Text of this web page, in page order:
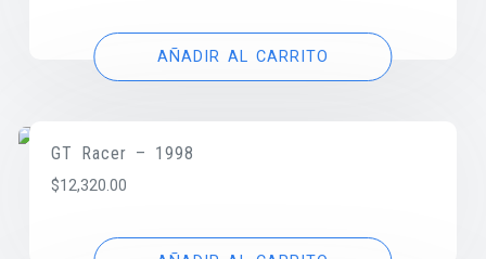
AÑADIR AL CARRITO
GT Racer – 1998
$12,320.00